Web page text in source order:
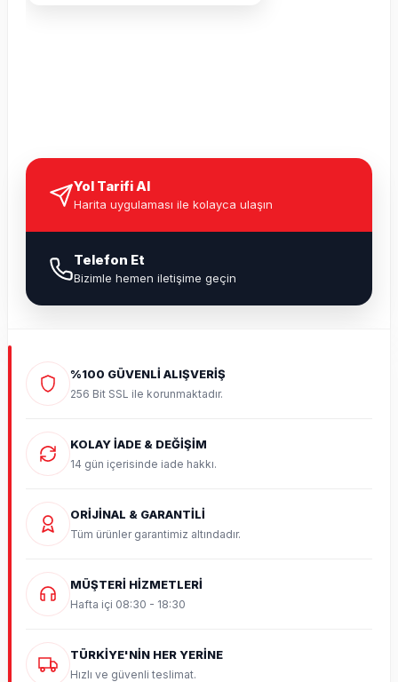
Yol Tarifi Al
Harita uygulaması ile kolayca ulaşın
Telefon Et
Bizimle hemen iletişime geçin
%100 GÜVENLİ ALIŞVERİŞ
256 Bit SSL ile korunmaktadır.
KOLAY İADE & DEĞİŞİM
14 gün içerisinde iade hakkı.
ORİJİNAL & GARANTİLİ
Tüm ürünler garantimiz altındadır.
MÜŞTERİ HİZMETLERİ
Hafta içi 08:30 - 18:30
TÜRKİYE'NİN HER YERİNE
Hızlı ve güvenli teslimat.